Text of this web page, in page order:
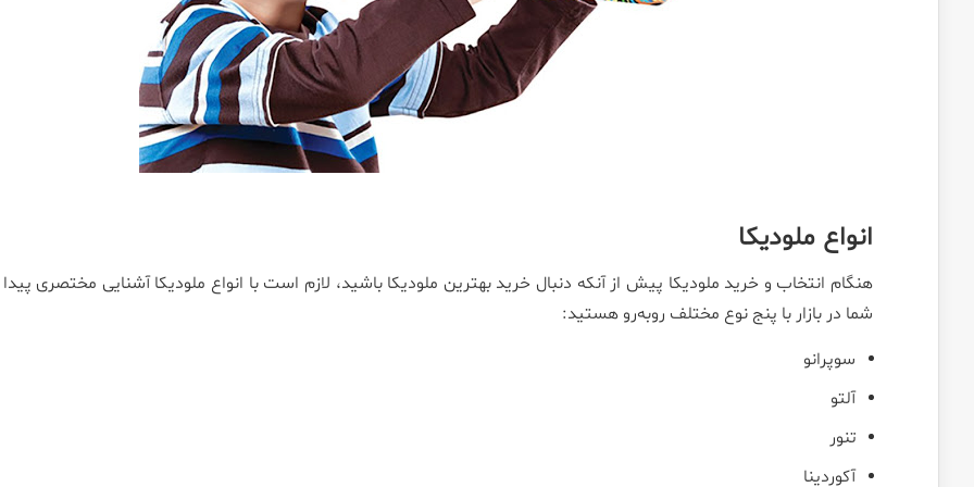
انواع ملودیکا
هنگام انتخاب و خرید ملودیکا پیش از آنکه دنبال خرید بهترین ملودیکا باشید، لازم است با انواع ملودیکا آشنایی مختصری
شما در بازار با پنج نوع مختلف روبه‌رو هستید:
سوپرانو
آلتو
تنور
آکوردینا